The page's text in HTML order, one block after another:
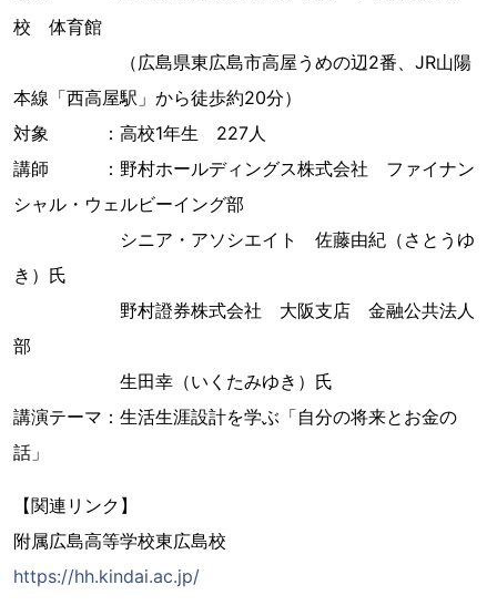
校 体育館
（広島県東広島市高屋うめの辺2番、JR山陽
本線「西高屋駅」から徒歩約20分）
対象 ：高校1年生 227人
講師 ：野村ホールディングス株式会社 ファイナン
シャル・ウェルビーイング部
シニア・アソシエイト 佐藤由紀（さとうゆ
き）氏
野村證券株式会社 大阪支店 金融公共法人
部
生田幸（いくたみゆき）氏
講演テーマ：生活生涯設計を学ぶ「自分の将来とお金の
話」
【関連リンク】
附属広島高等学校東広島校
https://hh.kindai.ac.jp/